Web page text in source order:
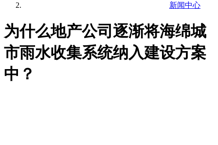
新闻中心
为什么地产公司逐渐将海绵城
市雨水收集系统纳入建设方案
中？